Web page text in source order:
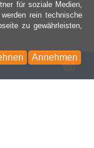
für soziale Medien,
rein technische
zu gewährleisten,
Annehmen